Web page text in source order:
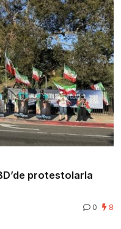
protestolarla
0 8